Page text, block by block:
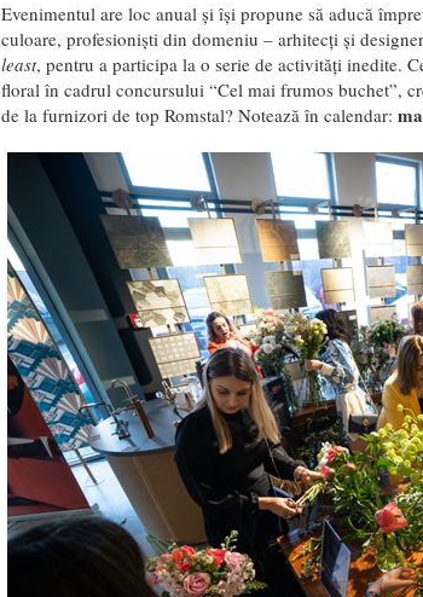
Evenimentul are loc anual și își propune să aducă
culoare, profesioniști din domeniu – arhitecți și
least, pentru a participa la o serie de activități inedite.
floral în cadrul concursului “Cel mai frumos buchet”,
de la furnizori de top Romstal? Notează în calendar: